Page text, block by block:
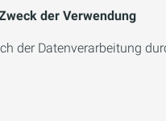
der Verwendung
der Datenverarbeitung